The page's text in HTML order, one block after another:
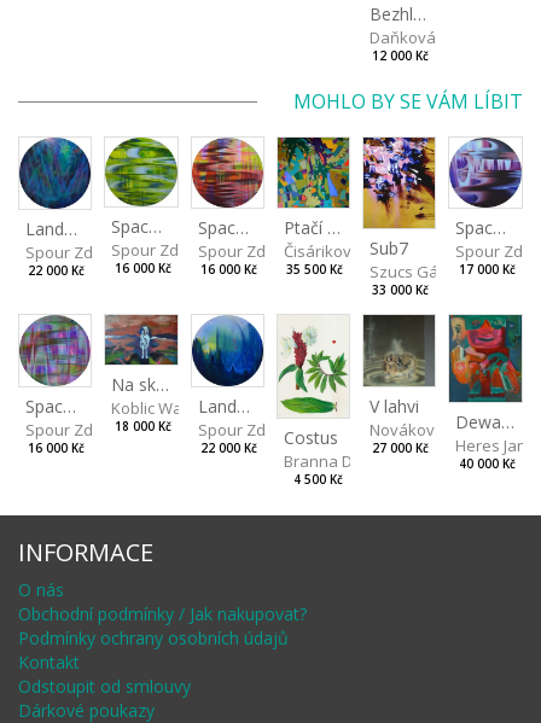
Bezhlavý
Daňková Markéta
12 000 Kč
MOHLO BY SE VÁM LÍBIT
Landscape III
Spour Zdeněk
22 000 Kč
Spaces I
Spour Zdeněk
16 000 Kč
Spaces II
Spour Zdeněk
16 000 Kč
Ptačí perspektiva
Čisáriková Táňa
35 500 Kč
Sub7
Szucs Gábor
33 000 Kč
Spaces IV
Spour
17 000 Kč
Spaces III
Spour Zdeněk
16 000 Kč
Na skalách
Koblic Walterová Martina
18 000 Kč
Landscape II
Spour Zdeněk
22 000 Kč Costus
Branna Dorota
4 500 Kč
V lahvi
Nováková Blanka
27 000 Kč
Dewa pagan
Heres Jan
40 000 Kč
INFORMACE
O nás
Obchodní podmínky / Jak nakupovat?
Podmínky ochrany osobních údajů
Kontakt
Odstoupit od smlouvy
Dárkové poukazy